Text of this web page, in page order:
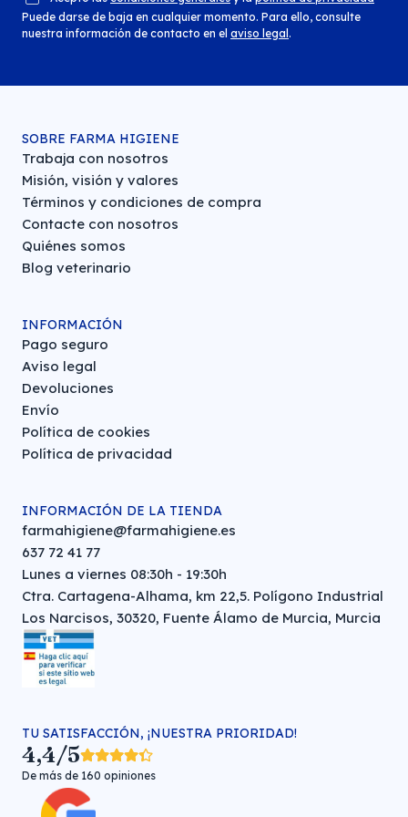
Puede darse de baja en cualquier momento. Para ello, consulte
nuestra información de contacto en el aviso legal .
SOBRE FARMA HIGIENE
Trabaja con nosotros
Misión, visión y valores
Términos y condiciones de compra
Contacte con nosotros
Quiénes somos
Blog veterinario
INFORMACIÓN
Pago seguro
Aviso legal
Devoluciones
Envío
Política de cookies
Política de privacidad
INFORMACIÓN DE LA TIENDA
farmahigiene@farmahigiene.es
637 72 41 77
Lunes a viernes 08:30h - 19:30h
Ctra. Cartagena-Alhama, km 22,5. Polígono Industrial
Los Narcisos, 30320, Fuente Álamo de Murcia, Murcia
TU SATISFACCIÓN, ¡NUESTRA PRIORIDAD!
4,4/5
De más de 160 opiniones